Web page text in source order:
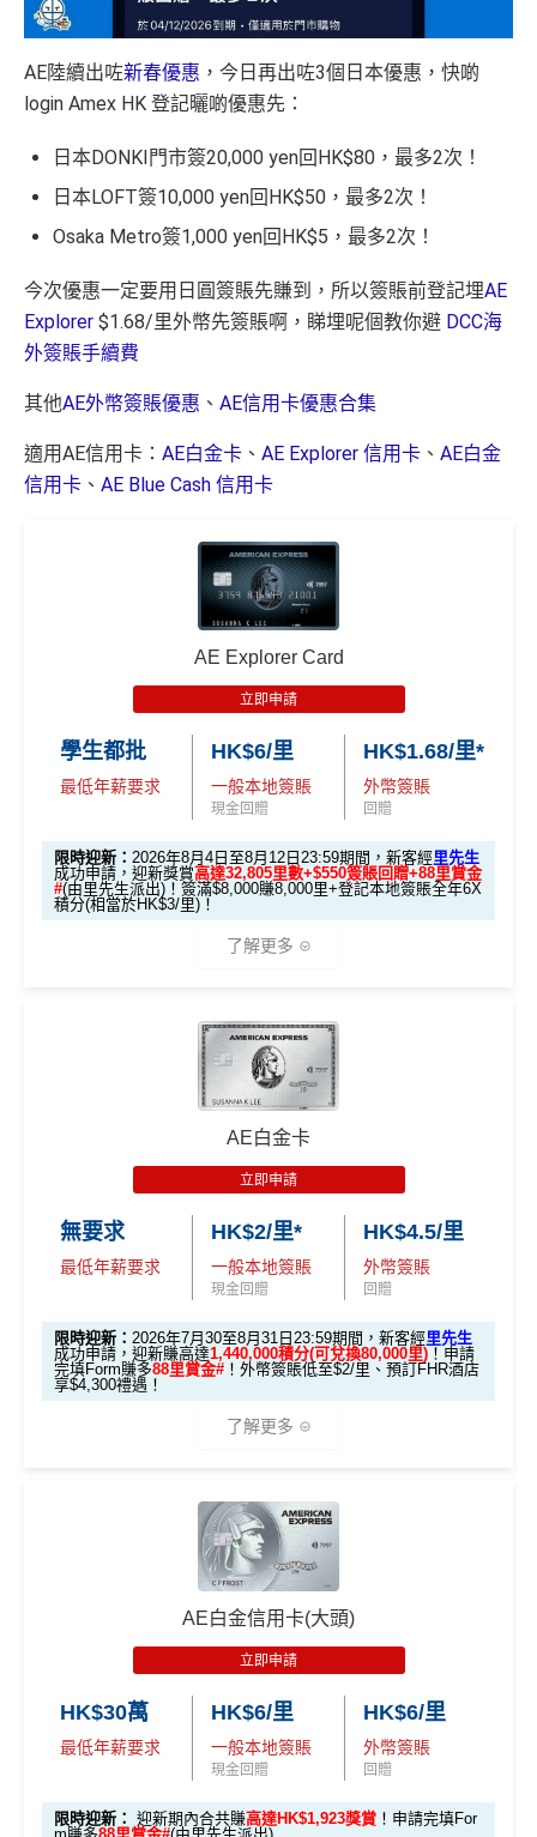
AE陸續出咗新春優惠 ，今日再出咗3個日本優惠，快啲
login Amex HK 登記曬啲優惠先：
日本DONKI門市簽20,000 yen回HK$80，最多2次！
日本LOFT簽10,000 yen回HK$50，最多2次！
Osaka Metro簽1,000 yen回HK$5，最多2次！
今次優惠一定要用日圓簽賬先賺到，所以簽賬前登記埋AE
Explorer $1.68/里外幣先簽賬啊，睇埋呢個教你避 DCC海
外簽賬手續費
其他AE外幣簽賬優惠 、 AE信用卡優惠合集
適用AE信用卡： AE白金卡 、 AE Explorer 信用卡 、 AE白金
信用卡 、 AE Blue Cash 信用卡
AE Explorer Card
立即申請
學生都批
最低年薪要求
HK$6/里
一般本地簽賬
現金回贈
HK$1.68/里*
外幣簽賬
回贈
限時迎新： 2026年8月4日至8月12日23:59期間，新客經里先生
成功申請，迎新獎賞高達32,805里數+$550簽賬回贈+88里賞金
#(由里先生派出)！簽滿$8,000賺8,000里+登記本地簽賬全年6X
積分(相當於HK$3/里)！
了解更多
條件 (於首3個月內
🎯 第一階段：開卡必做 (登記特別優惠)
1️⃣ 啟動「本地簽賬 6
X 積分」優惠（每季
上限 HK$15,000）
📍登記優惠 1：htt
ps://shorturl.at/K
0.75X 積分」優惠
（每季上限 HK$10,0
00）
📍登記優惠 2：htt
ps://shorturl.at/Y
🎯 第二階段：本地迎新簽賬獎賞 (累積簽滿 HK$8,00
0 本地簽賬)
【🔥限時
AE白金卡
立即申請
無要求
最低年薪要求
HK$2/里*
一般本地簽賬
現金回贈
HK$4.5/里
外幣簽賬
回贈
限時迎新： 2026年7月30至8月31日23:59期間，新客經里先生
成功申請，迎新賺高達1,440,000積分(可兌換80,000里) ！申請
完填Form賺多88里賞金# ！外幣簽賬低至$2/里、預訂FHR酒店
享$4,300禮遇！
了解更多
迎新禮遇 AE白金卡里先生優惠
2026年7月30日至8月31日23:59期間
$9,500，無得傾必需俾，留意新客及現有
全新美國運通基本卡會員*：迎新高達
(可換80,000里) +88里賞金#(由里先生派出)
現時或於申請日期起計過去 12 個月內
或取消任何由美國運通香港批核的信用卡或簽賬卡之基本
卡會員。
A
AE白金信用卡(大頭)
立即申請
HK$30萬
最低年薪要求
HK$6/里
一般本地簽賬
現金回贈
HK$6/里
外幣簽賬
回贈
限時迎新： 迎新期內合共賺高達HK$1,923獎賞 ！申請完填For